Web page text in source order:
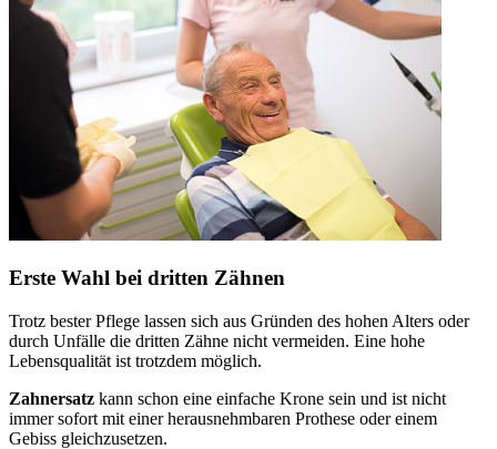
Erste Wahl bei dritten Zähnen
Trotz bester Pflege lassen sich aus Gründen des hohen Alters oder
durch Unfälle die dritten Zähne nicht vermeiden. Eine hohe
Lebensqualität ist trotzdem möglich.
Zahnersatz kann schon eine einfache Krone sein und ist nicht
immer sofort mit einer herausnehmbaren Prothese oder einem
Gebiss gleichzusetzen.